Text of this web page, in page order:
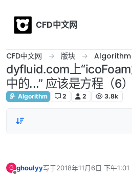
CFD中文网
CFD中文网 版块 Algorithm
dyfluid.com上
中的...” 应该是方程（6
Algorithm 2 2 3.8k
G ghoulyy写于2018年11月6日 下午1:01
最后由 编辑